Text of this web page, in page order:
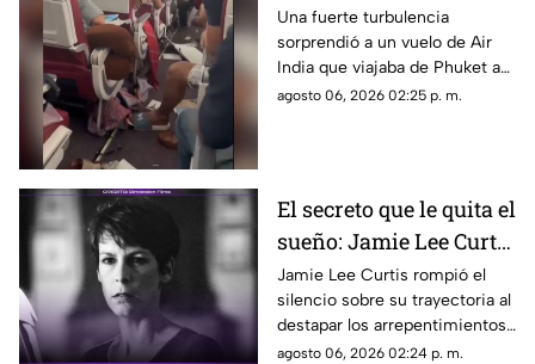
300 pies a un avión en
la India; así quedó el
interior
Una fuerte turbulencia
sorprendió a un vuelo de Air
India que viajaba de Phuket a
Delhi, dejando 17 personas
agosto 06, 2026 02:25 p. m.
El secreto que le quita el
sueño: Jamie Lee Curtis
confiesa su mayor
arrepentimiento en
'Halloween H2O'
Jamie Lee Curtis rompió el
silencio sobre su trayectoria al
destapar los arrepentimientos
que conserva tras el arrollador
agosto 06, 2026 02:24 p. m.